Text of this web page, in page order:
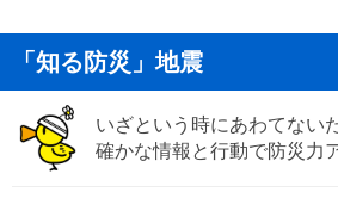
「知る防災」地震
いざという時にあわてない
確かな情報と行動で防災力